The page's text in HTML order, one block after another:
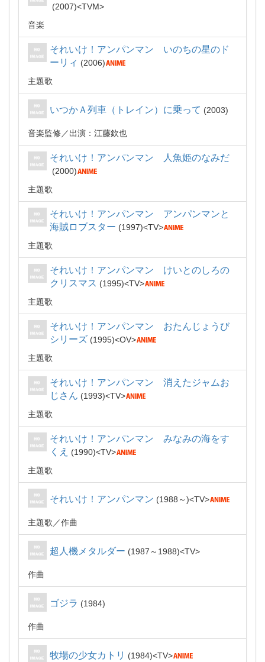
2007
TVM
音楽
それいけ！アンパンマン いのちの星のド
ーリィ
2006
主題歌
いつかＡ列車（トレイン）に乗って 2003
音楽監修 出演：江藤欽也
それいけ！アンパンマン 人魚姫のなみだ
2000
主題歌
それいけ！アンパンマン アンパンマンと
海賊ロブスター
1997
TV
主題歌
それいけ！アンパンマン けいとのしろの
クリスマス
1995
TV
主題歌
それいけ！アンパンマン おたんじょうび
シリーズ
1995
OV
主題歌
それいけ！アンパンマン 消えたジャムお
じさん
1993
TV
主題歌
それいけ！アンパンマン みなみの海をす
くえ
1990
TV
主題歌
それいけ！アンパンマン 1988～ TV
主題歌 作曲
超人機メタルダー 1987～1988 TV
作曲
ゴジラ 1984
作曲
牧場の少女カトリ 1984 TV